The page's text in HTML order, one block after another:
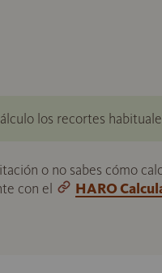
los recortes
o no sabes cómo
con el
HARO